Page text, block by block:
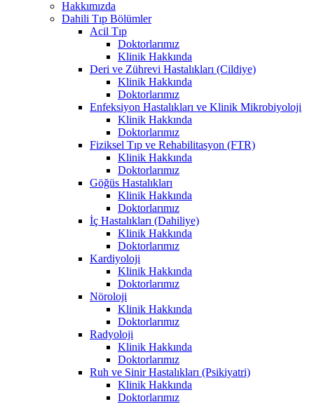
Hakkımızda
Dahili Tıp Bölümler
Acil Tıp
Doktorlarımız
Klinik Hakkında
Deri ve Zührevi Hastalıkları (Cildiye)
Klinik Hakkında
Doktorlarımız
Enfeksiyon Hastalıkları ve Klinik Mikrobiyoloji
Klinik Hakkında
Doktorlarımız
Fiziksel Tıp ve Rehabilitasyon (FTR)
Klinik Hakkında
Doktorlarımız
Göğüs Hastalıkları
Klinik Hakkında
Doktorlarımız
İç Hastalıkları (Dahiliye)
Klinik Hakkında
Doktorlarımız
Kardiyoloji
Klinik Hakkında
Doktorlarımız
Nöroloji
Klinik Hakkında
Doktorlarımız
Radyoloji
Klinik Hakkında
Doktorlarımız
Ruh ve Sinir Hastalıkları (Psikiyatri)
Klinik Hakkında
Doktorlarımız